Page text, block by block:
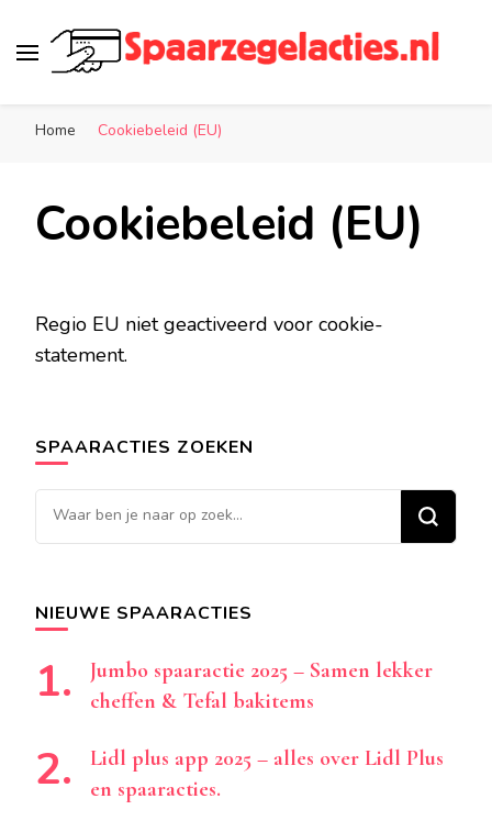
Home Cookiebeleid (EU)
Cookiebeleid (EU)
Regio EU niet geactiveerd voor cookie-
statement.
SPAARACTIES ZOEKEN
Op
zoek
NIEUWE SPAARACTIES
Jumbo spaaractie 2025 – Samen lekker
cheffen & Tefal bakitems
Lidl plus app 2025 – alles over Lidl Plus
en spaaracties.